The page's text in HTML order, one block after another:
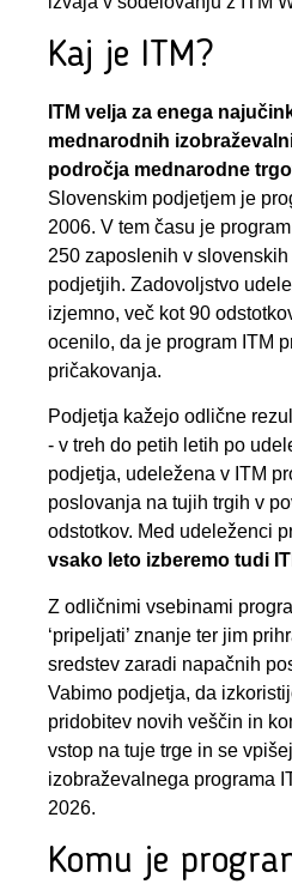
Kaj je ITM?
ITM velja za enega
mednarodnih
področja mednarodne
Slovenskim podjetjem je
2006. V tem času je
250 zaposlenih v
podjetjih. Zadovoljstvo
izjemno, več kot 90
ocenilo, da je program ITM
pričakovanja.
Podjetja kažejo odlične
- v treh do petih letih po
podjetja, udeležena v ITM
poslovanja na tujih trgih v
odstotkov. Med udeleženci
vsako leto izberemo tudi
Z odličnimi vsebinami
‘pripeljati’ znanje ter jim
sredstev zaradi napačnih
Vabimo podjetja, da
pridobitev novih veščin in
vstop na tuje trge in se
izobraževalnega programa
2026.
Komu je